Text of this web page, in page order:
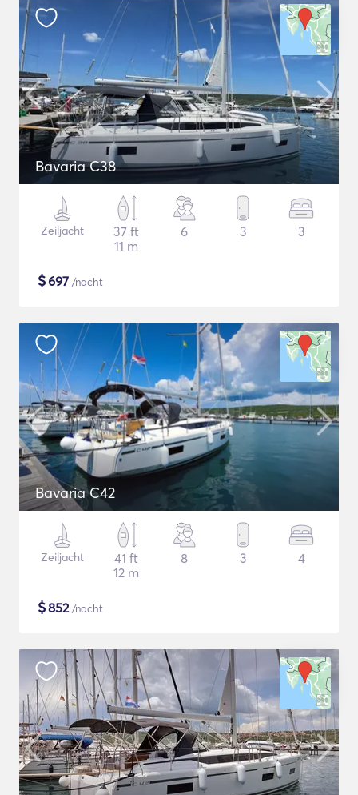
Bavaria C38
Zeiljacht
37 ft
11 m
6 3 3
$697 /nacht
Bavaria C42
Zeiljacht
41 ft
12 m
8 3 4
$852/nacht